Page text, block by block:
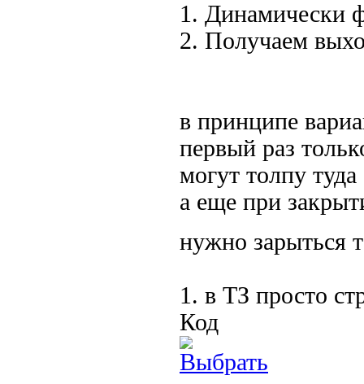
1. Динамически
2. Получаем
в принципе
первый раз
могут толпу
а еще при
нужно зарыться
1. в ТЗ просто
Код